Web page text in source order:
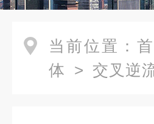
当前位置：
体 > 交叉逆